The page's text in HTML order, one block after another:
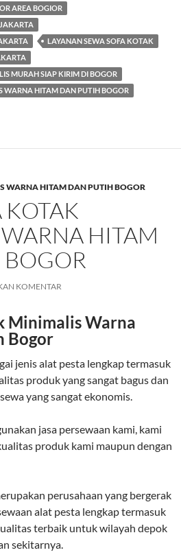
AREA BOGIOR
LAYANAN SEWA SOFA KOTAK
MURAH SIAP KIRIM DI BOGOR
WARNA HITAM DAN PUTIH BOGOR
WARNA HITAM DAN PUTIH BOGOR
KOTAK
HITAM
KOMENTAR
Minimalis Warna
Bogor
jenis alat pesta lengkap termasuk
produk yang sangat bagus dan
yang sangat ekonomis.
jasa persewaan kami, kami
produk kami maupun dengan
perusahaan yang bergerak
alat pesta lengkap termasuk
terbaik untuk wilayah depok
sekitarnya.